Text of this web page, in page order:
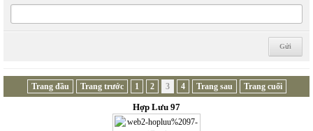
Trang đầu Trang trước 1 2 3 4 Trang sau Trang cuối
Hợp Lưu 97